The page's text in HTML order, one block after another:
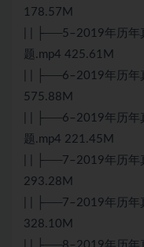
178.57M
| | ├──5–2019年历年
题.mp4 425.61M
| | ├──6–2019年历年
575.88M
| | ├──6–2019年历年
题.mp4 221.45M
| | ├──7–2019年历年
293.28M
| | ├──7–2019年历年
328.10M